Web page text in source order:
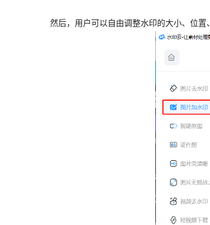
然后，用户可以自由调整水印的大小、位置